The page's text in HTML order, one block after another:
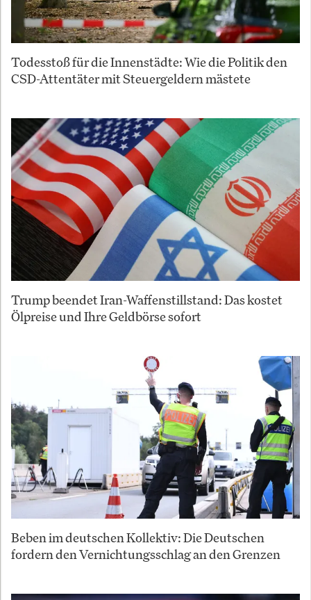
Todesstoß für die Innenstädte: Wie die Politik den
CSD-Attentäter mit Steuergeldern mästete
Trump beendet Iran-Waffenstillstand: Das kostet
Ölpreise und Ihre Geldbörse sofort
Beben im deutschen Kollektiv: Die Deutschen
fordern den Vernichtungsschlag an den Grenzen